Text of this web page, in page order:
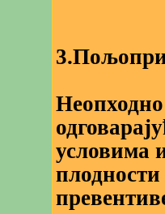
Неопходно
условима